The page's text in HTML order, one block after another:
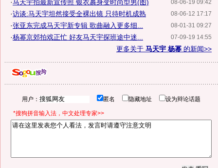
08-06-19 09:42
·马天宇拍最新宣传照 银衣裹身变时尚型男(图)
08-06-12 17:17
·访谈:马天宇坦然接受全裸出镜 只待时机成熟
08-01-31 09:27
·张亚东完成马天宇新专辑 歌曲融入更多细...
07-09-19 14:55
·杨幂京郊拍戏正忙 好友马天宇探班途中迷...
更多关于 马天宇 杨幂 的新闻>>
用户： 匿名 隐藏地址 设为辩论话题
*搜狗拼音输入法，中文处理专家>>